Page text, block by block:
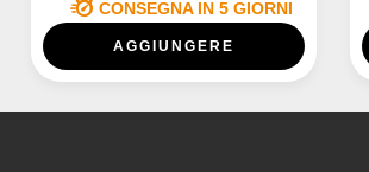
CONSEGNA IN 5 GIORNI
AGGIUNGERE